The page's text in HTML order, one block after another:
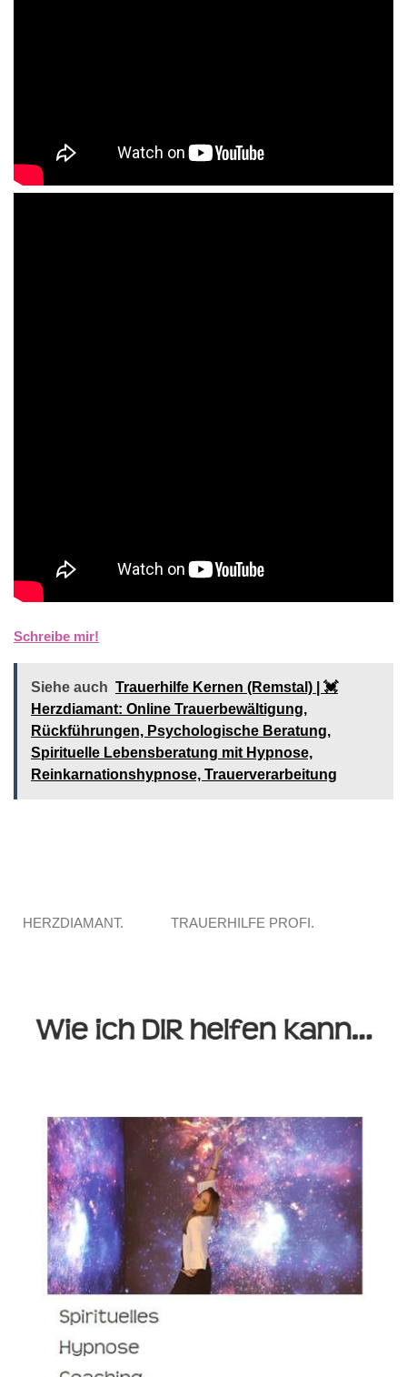
Schreibe mir!
Siehe auch Trauerhilfe Kernen (Remstal) | 💓️️
Herzdiamant: Online Trauerbewältigung,
Rückführungen, Psychologische Beratung,
Spirituelle Lebensberatung mit Hypnose,
Reinkarnationshypnose, Trauerverarbeitung
HERZDIAMANT. TRAUERHILFE PROFI.